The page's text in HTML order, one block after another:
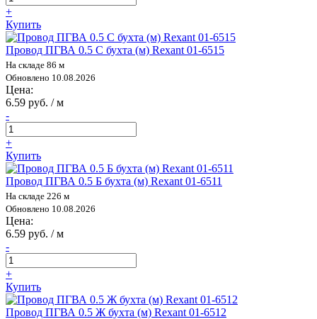
+
Купить
Провод ПГВА 0.5 С бухта (м) Rexant 01-6515
На складе 86 м
Обновлено 10.08.2026
Цена:
6.59 руб. / м
-
+
Купить
Провод ПГВА 0.5 Б бухта (м) Rexant 01-6511
На складе 226 м
Обновлено 10.08.2026
Цена:
6.59 руб. / м
-
+
Купить
Провод ПГВА 0.5 Ж бухта (м) Rexant 01-6512